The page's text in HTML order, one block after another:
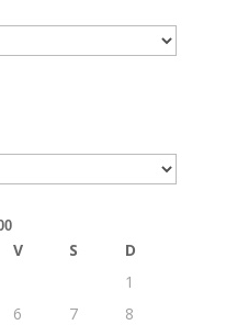
V S
D
1
6 7 8